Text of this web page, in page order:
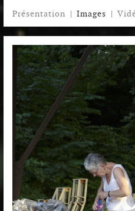
Présentation | Images |